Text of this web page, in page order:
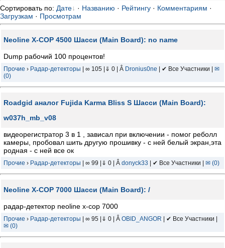
Сортировать по: Дате · Названию · Рейтингу · Комментариям ·
Загрузкам · Просмотрам
Neoline X-COP 4500 Шасси (Main Board): no name
Dump рабочий 100 процентов!
Прочие › Радар-детекторы | ∞ 105 |⇓ 0 | Â Dronius0ne | ✔ Все Участники | ✉
(0)
Roadgid аналог Fujida Karma Bliss S Шасси (Main Board):
w037h_mb_v08
видеорегистратор 3 в 1 , зависал при включении - помог реболл
камеры, пробовал шить другую прошивку - с ней белый экран,эта
родная - с ней все ок
Прочие › Радар-детекторы | ∞ 99 |⇓ 0 | Â donyck33 | ✔ Все Участники | ✉ (0)
Neoline X-COP 7000 Шасси (Main Board): /
радар-детектор neoline x-cop 7000
Прочие › Радар-детекторы | ∞ 95 |⇓ 0 | Â OBID_ANGOR | ✔ Все Участники |
✉ (0)